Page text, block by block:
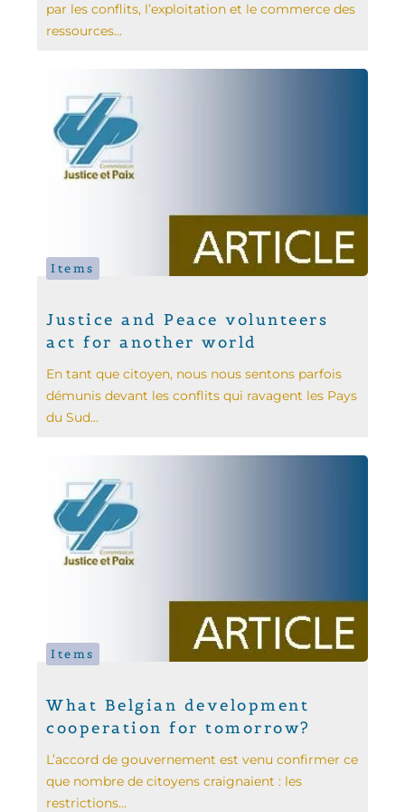
par les conflits, l’exploitation et le commerce des
ressources...
Items
Justice and Peace volunteers
act for another world
En tant que citoyen, nous nous sentons parfois
démunis devant les conflits qui ravagent les Pays
du Sud...
Items
What Belgian development
cooperation for tomorrow?
L’accord de gouvernement est venu confirmer ce
que nombre de citoyens craignaient : les
restrictions...